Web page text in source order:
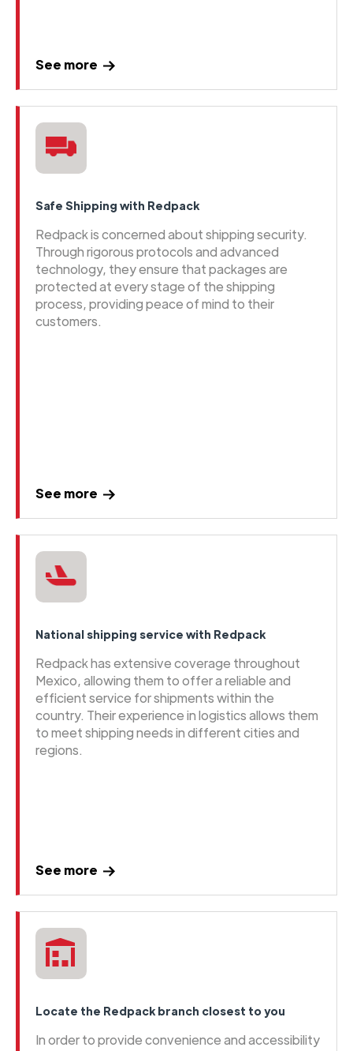
See more
Safe Shipping with Redpack
Redpack is concerned about shipping security.
Through rigorous protocols and advanced
technology, they ensure that packages are
protected at every stage of the shipping
process, providing peace of mind to their
customers.
See more
National shipping service with Redpack
Redpack has extensive coverage throughout
Mexico, allowing them to offer a reliable and
efficient service for shipments within the
country. Their experience in logistics allows them
to meet shipping needs in different cities and
regions.
See more
Locate the Redpack branch closest to you
In order to provide convenience and accessibility